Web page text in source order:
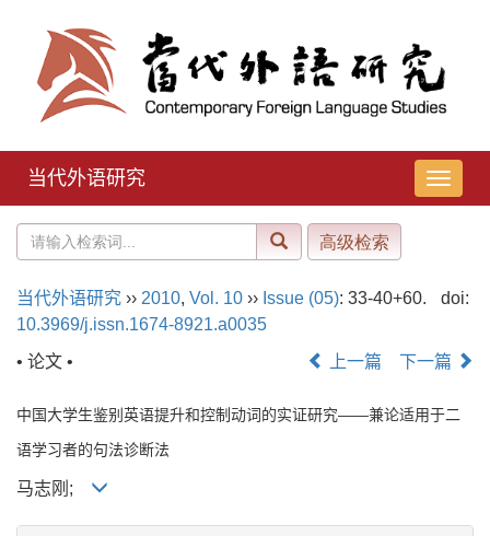
导
航
当代外语研究
当代外语研究 ›› 2010, Vol. 10 ›› Issue (05): 33-40+60.
doi:
10.3969/j.issn.1674-8921.a0035
• 论文 •
上一篇 下一篇
中国大学生鉴别英语提升和控制动词的实证研究——兼论适用于二
语学习者的句法诊断法
马志刚;